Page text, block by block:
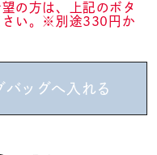
の方は、上記のボタ
さい。※別途330円か
バッグへ入れる